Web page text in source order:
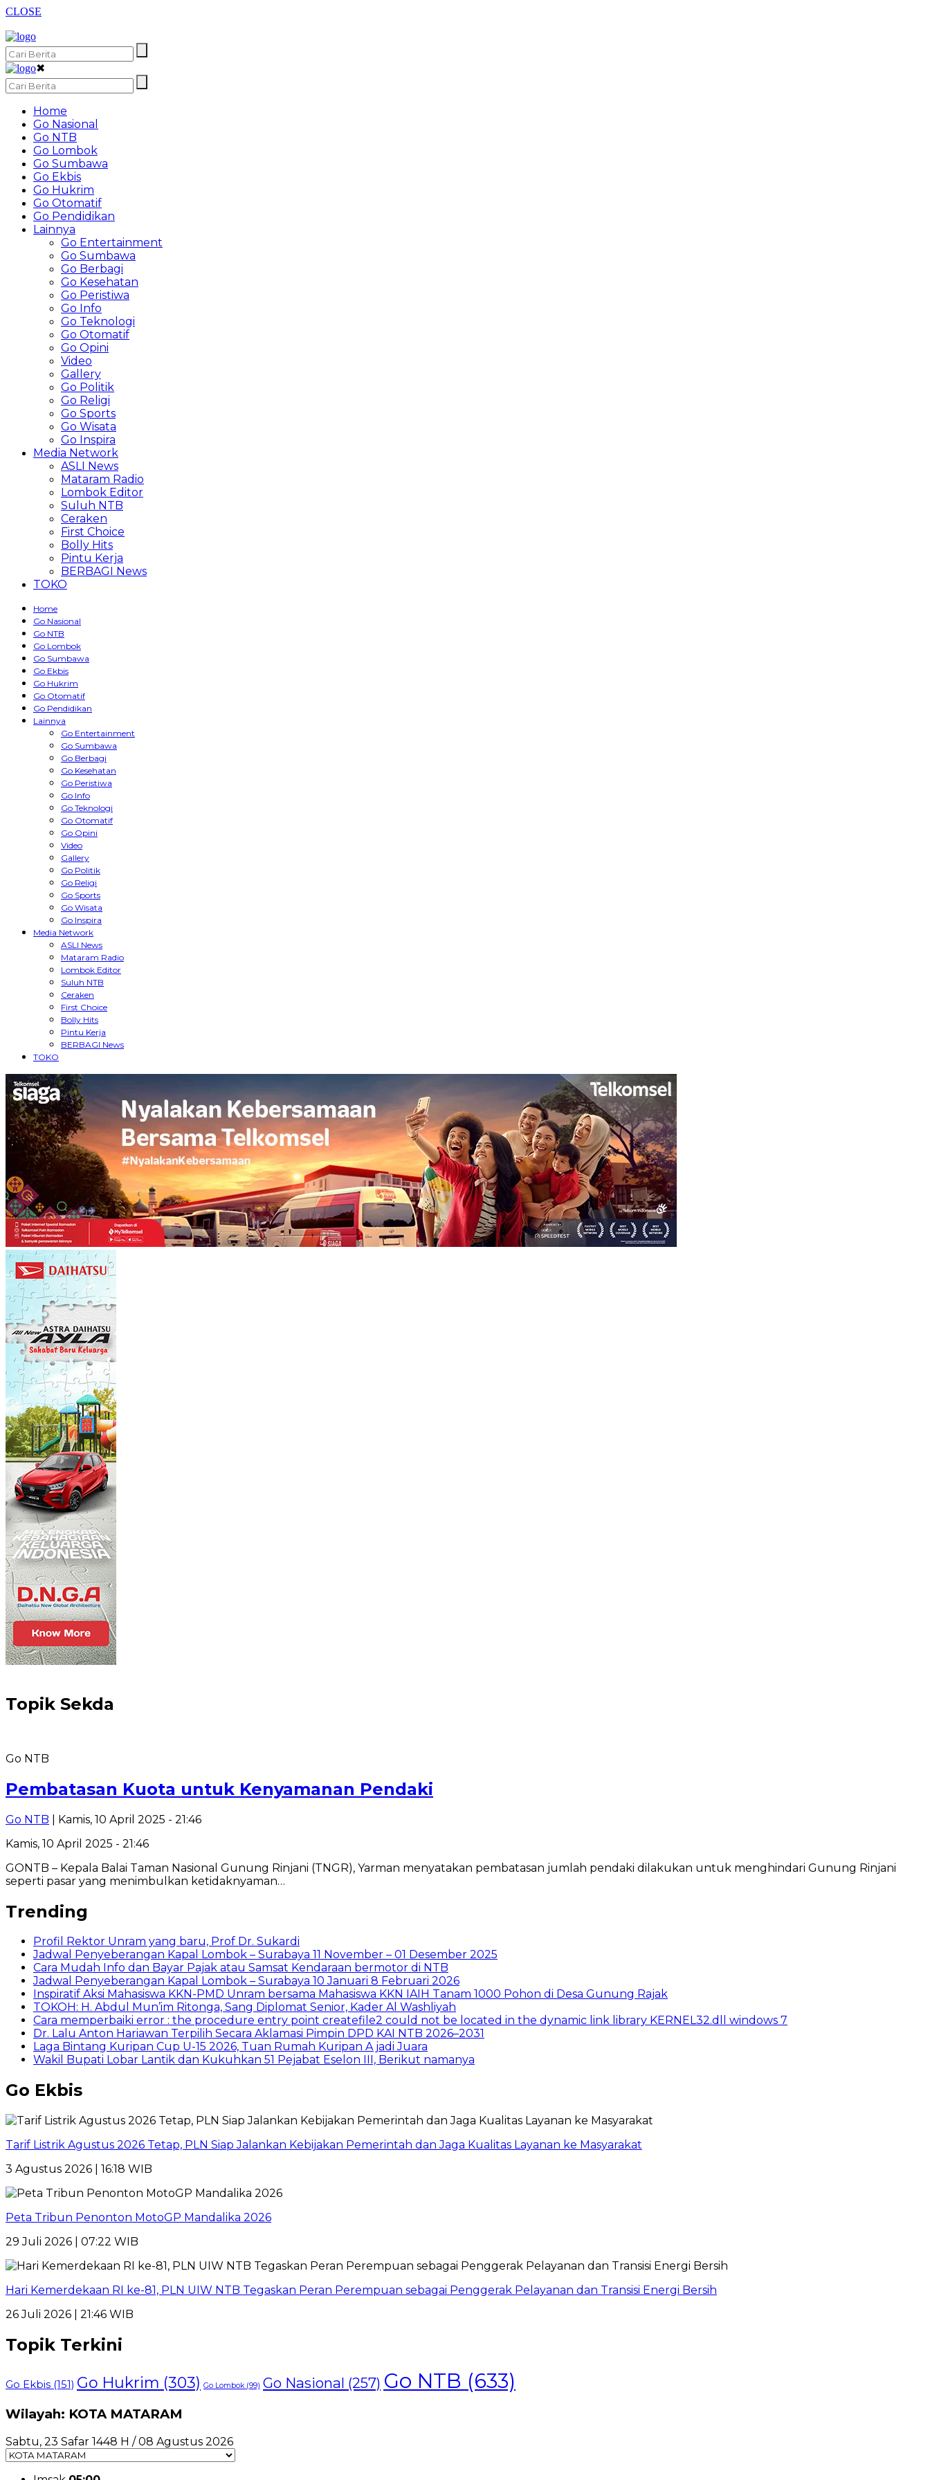
CLOSE
✖
Home
Go Nasional
Go NTB
Go Lombok
Go Sumbawa
Go Ekbis
Go Hukrim
Go Otomatif
Go Pendidikan
Lainnya
Go Entertainment
Go Sumbawa
Go Berbagi
Go Kesehatan
Go Peristiwa
Go Info
Go Teknologi
Go Otomatif
Go Opini
Video
Gallery
Go Politik
Go Religi
Go Sports
Go Wisata
Go Inspira
Media Network
ASLI News
Mataram Radio
Lombok Editor
Suluh NTB
Ceraken
First Choice
Bolly Hits
Pintu Kerja
BERBAGI News
TOKO
Home
Go Nasional
Go NTB
Go Lombok
Go Sumbawa
Go Ekbis
Go Hukrim
Go Otomatif
Go Pendidikan
Lainnya
Go Entertainment
Go Sumbawa
Go Berbagi
Go Kesehatan
Go Peristiwa
Go Info
Go Teknologi
Go Otomatif
Go Opini
Video
Gallery
Go Politik
Go Religi
Go Sports
Go Wisata
Go Inspira
Media Network
ASLI News
Mataram Radio
Lombok Editor
Suluh NTB
Ceraken
First Choice
Bolly Hits
Pintu Kerja
BERBAGI News
TOKO
Topik Sekda
Go NTB
Pembatasan Kuota untuk Kenyamanan Pendaki
Go NTB | Kamis, 10 April 2025 - 21:46
Kamis, 10 April 2025 - 21:46
GONTB – Kepala Balai Taman Nasional Gunung Rinjani (TNGR), Yarman menyatakan pembatasan jumlah pendaki dilakukan untuk menghindari Gunung Rinjani
seperti pasar yang menimbulkan ketidaknyaman…
Trending
Profil Rektor Unram yang baru, Prof Dr. Sukardi
Jadwal Penyeberangan Kapal Lombok – Surabaya 11 November – 01 Desember 2025
Cara Mudah Info dan Bayar Pajak atau Samsat Kendaraan bermotor di NTB
Jadwal Penyeberangan Kapal Lombok – Surabaya 10 Januari 8 Februari 2026
Inspiratif Aksi Mahasiswa KKN-PMD Unram bersama Mahasiswa KKN IAIH Tanam 1000 Pohon di Desa Gunung Rajak
TOKOH: H. Abdul Mun’im Ritonga, Sang Diplomat Senior, Kader Al Washliyah
Cara memperbaiki error : the procedure entry point createfile2 could not be located in the dynamic link library KERNEL32.dll windows 7
Dr. Lalu Anton Hariawan Terpilih Secara Aklamasi Pimpin DPD KAI NTB 2026–2031
Laga Bintang Kuripan Cup U-15 2026, Tuan Rumah Kuripan A jadi Juara
Wakil Bupati Lobar Lantik dan Kukuhkan 51 Pejabat Eselon III, Berikut namanya
Go Ekbis
Tarif Listrik Agustus 2026 Tetap, PLN Siap Jalankan Kebijakan Pemerintah dan Jaga Kualitas Layanan ke Masyarakat
3 Agustus 2026 | 16:18 WIB
Peta Tribun Penonton MotoGP Mandalika 2026
29 Juli 2026 | 07:22 WIB
Hari Kemerdekaan RI ke-81, PLN UIW NTB Tegaskan Peran Perempuan sebagai Penggerak Pelayanan dan Transisi Energi Bersih
26 Juli 2026 | 21:46 WIB
Topik Terkini
Go Ekbis (151) Go Hukrim (303) Go Lombok(99) Go Nasional (257) Go NTB (633)
Wilayah: KOTA MATARAM
Sabtu, 23 Safar 1448 H / 08 Agustus 2026